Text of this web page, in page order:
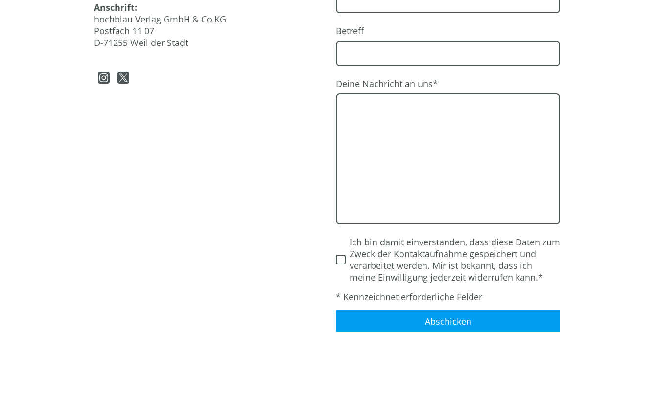
Anschrift:
hochblau Verlag GmbH & Co.KG
Postfach 11 07
D-71255 Weil der Stadt
Betreff
Deine Nachricht an uns*
Ich bin damit einverstanden, dass diese Daten zum
Zweck der Kontaktaufnahme gespeichert und
verarbeitet werden. Mir ist bekannt, dass ich
meine Einwilligung jederzeit widerrufen kann.*
* Kennzeichnet erforderliche Felder
Abschicken